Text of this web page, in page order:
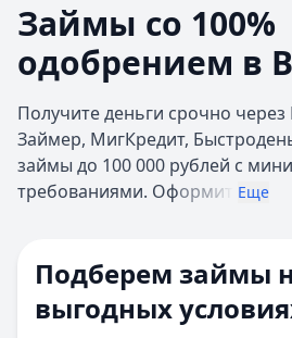
Займы со 100%
одобрением в
Получите деньги срочно
Займер, МигКредит,
займы до 100 000 рублей с
требованиями. Оформит Еще
Подберем займы
выгодных